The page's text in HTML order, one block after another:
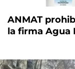
ANMAT
la firma Agua